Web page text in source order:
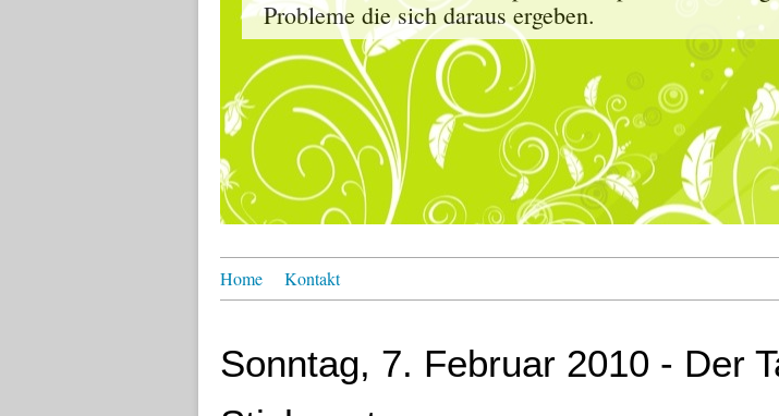
Probleme die sich daraus ergeben.
Home Kontakt
Sonntag, 7. Februar 2010 - Der